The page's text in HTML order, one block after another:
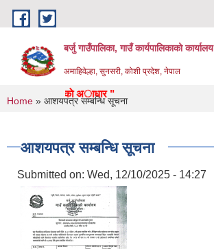
Skip to main content
बर्जु गाउँपालिका, गाउँ कार्यपालिकाको कार्यालय
अमाहिवेल्हा, सुनसरी, कोशी प्रदेश, नेपाल
समृद्ध बर्जुकाे अाधार "
You are here
Home » आशयपत्र सम्बन्धि सूचना
आशयपत्र सम्बन्धि सूचना
Submitted on: Wed, 12/10/2025 - 14:27